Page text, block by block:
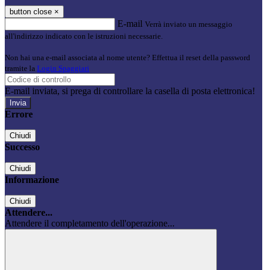
button close ×
E-mail Verrà inviato un messaggio
all'indirizzo indicato con le istruzioni necessarie.
Non hai una e-mail associata al nome utente? Effettua il reset della password
tramite la Login Spaggiari
E-mail inviata, si prega di controllare la casella di posta elettronica!
Errore
Chiudi
Successo
Chiudi
Informazione
Chiudi
Attendere...
Attendere il completamento dell'operazione...